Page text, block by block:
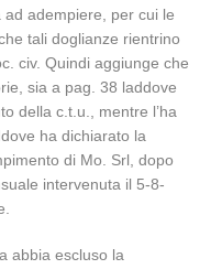
adempiere, per cui le
tali doglianze rientrino
civ. Quindi aggiunge che
sia a pag. 38 laddove
della c.t.u., mentre l’ha
ha dichiarato la
di Mo. Srl, dopo
intervenuta il 5-8-
abbia escluso la